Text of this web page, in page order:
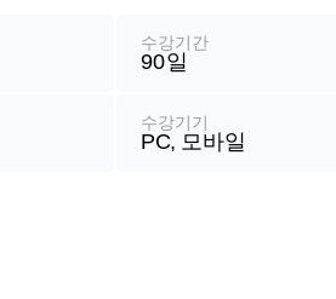
수강기간
90일
수강기기
PC, 모바일